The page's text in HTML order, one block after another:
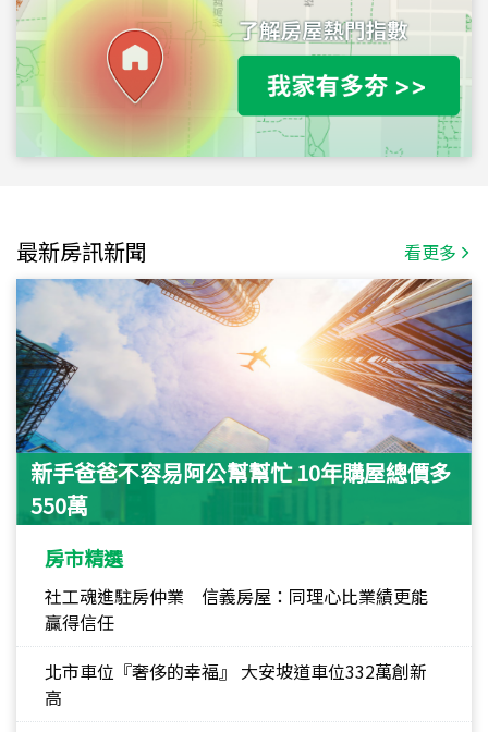
最新房訊新聞 看更多
新手爸爸不容易阿公幫幫忙 10年購屋總價多
550萬
房市精選
社工魂進駐房仲業 信義房屋：同理心比業績更能
贏得信任
北市車位『奢侈的幸福』 大安坡道車位332萬創新
高